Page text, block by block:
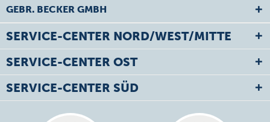
GEBR. BECKER GMBH
SERVICE-CENTER NORD/WEST/MITTE
SERVICE-CENTER OST
SERVICE-CENTER SÜD